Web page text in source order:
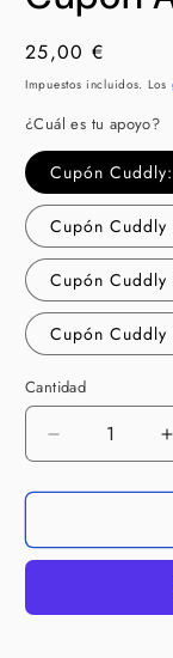
en
ventana
modal
Precio
habitual
25,00 €
Impuestos incluidos. Los
¿Cuál es tu apoyo?
Cupón
Cupón Cuddly
Cupón Cuddly
Cupón Cuddly
Cantidad
Cantidad
Reducir
cantidad
para
APOYO